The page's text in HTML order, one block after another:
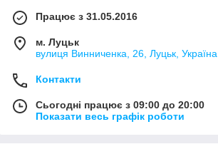
Працює з 31.05.2016
м. Луцьк
вулиця Винниченка, 26, Луцьк, Україна
Контакти
Сьогодні працює з 09:00 до 20:00
Показати весь графік роботи